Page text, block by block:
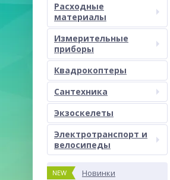
Расходные
материалы
Измерительные
приборы
Квадрокоптеры
Сантехника
Экзоскелеты
Электротранспорт и
велосипеды
NEW Новинки